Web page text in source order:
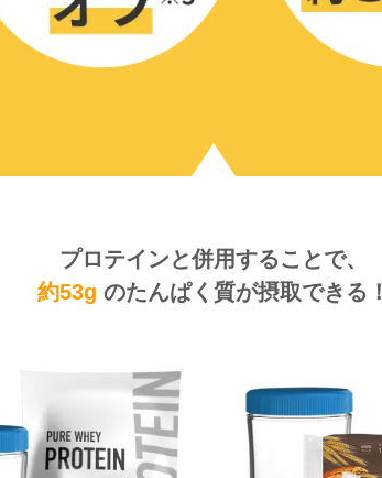
プロテインと併用することで、
約53g のたんぱく質が摂取できる！